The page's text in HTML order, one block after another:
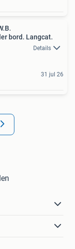
bord. Langcat.
Details
31 jul 26